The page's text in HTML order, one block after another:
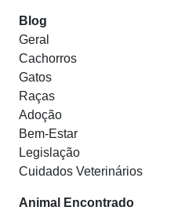
Blog
Geral
Cachorros
Gatos
Raças
Adoção
Bem-Estar
Legislação
Cuidados Veterinários
Animal Encontrado